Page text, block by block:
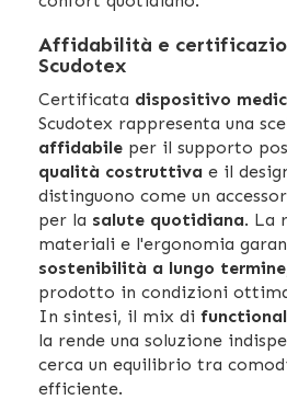
Affidabilità e
Scudotex
Certificata dispositivo
Scudotex rappresenta una
affidabile per il supporto
qualità costruttiva e il
distinguono come un
per la salute quotidiana. La
materiali e l'ergonomia
sostenibilità a lungo termine
prodotto in condizioni
In sintesi, il mix di
la rende una soluzione
cerca un equilibrio tra
efficiente.